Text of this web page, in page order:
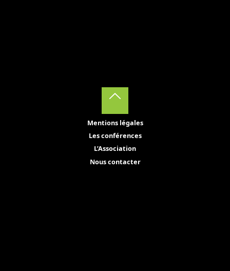
Mentions légales
Les conférences
L’Association
Nous contacter
Back
to
Top